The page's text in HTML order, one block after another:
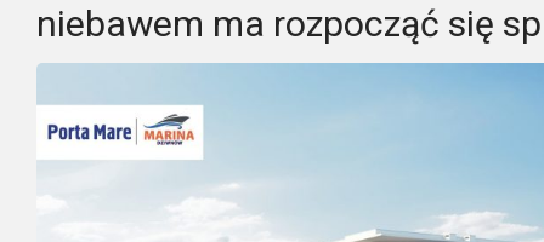
niebawem ma rozpocząć się